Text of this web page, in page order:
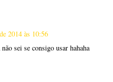
2014 às 10:56
sei se consigo usar hahaha